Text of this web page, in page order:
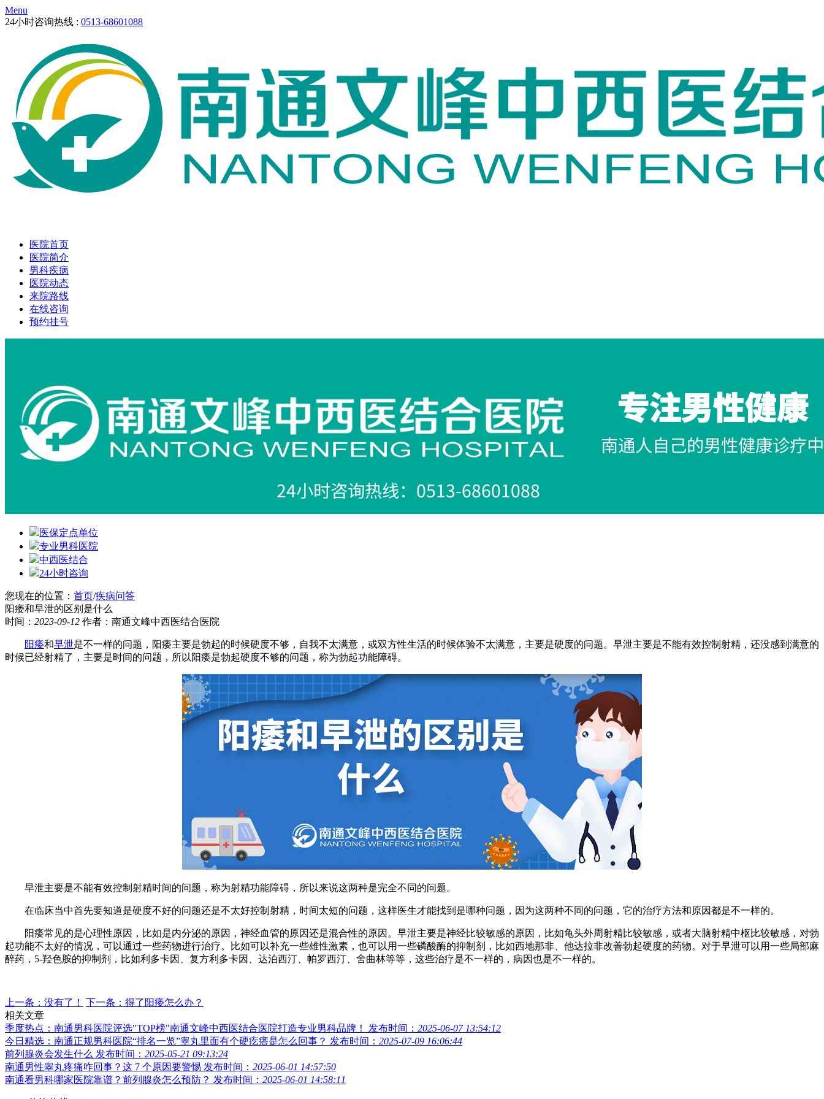
Menu
24小时咨询热线 : 0513-68601088
医院首页
医院简介
男科疾病
医院动态
来院路线
在线咨询
预约挂号
医保定点单位
专业男科医院
中西医结合
24小时咨询
您现在的位置： 首页/疾病问答
阳痿和早泄的区别是什么
时间： 2023-09-12 作者：南通文峰中西医结合医院
阳痿和早泄是不一样的问题，阳痿主要是勃起的时候硬度不够，自我不太满意，或双方性生活的时候体验不太满意，主要是硬度的问题。早泄主要是不能有效控制射精，还没感到满意的
时候已经射精了，主要是时间的问题，所以阳痿是勃起硬度不够的问题，称为勃起功能障碍。
早泄主要是不能有效控制射精时间的问题，称为射精功能障碍，所以来说这两种是完全不同的问题。
在临床当中首先要知道是硬度不好的问题还是不太好控制射精，时间太短的问题，这样医生才能找到是哪种问题，因为这两种不同的问题，它的治疗方法和原因都是不一样的。
阳痿常见的是心理性原因，比如是内分泌的原因，神经血管的原因还是混合性的原因。早泄主要是神经比较敏感的原因，比如龟头外周射精比较敏感，或者大脑射精中枢比较敏感，对勃
起功能不太好的情况，可以通过一些药物进行治疗。比如可以补充一些雄性激素，也可以用一些磷酸酶的抑制剂，比如西地那非、他达拉非改善勃起硬度的药物。对于早泄可以用一些局部麻
醉药，5-羟色胺的抑制剂，比如利多卡因、复方利多卡因、达泊西汀、帕罗西汀、舍曲林等等，这些治疗是不一样的，病因也是不一样的。
上一条：没有了！
下一条：得了阳痿怎么办？
相关文章
季度热点：南通男科医院评选"TOP榜"南通文峰中西医结合医院打造专业男科品牌！
发布时间： 2025-06-07 13:54:12
今日精选：南通正规男科医院“排名一览”睾丸里面有个硬疙瘩是怎么回事？ 发布时间： 2025-07-09 16:06:44
前列腺炎会发生什么 发布时间： 2025-05-21 09:13:24
南通男性睾丸疼痛咋回事？这 7 个原因要警惕 发布时间： 2025-06-01 14:57:50
南通看男科哪家医院靠谱？前列腺炎怎么预防？ 发布时间： 2025-06-01 14:58:11